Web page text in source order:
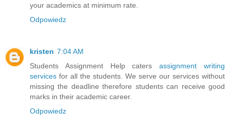
your academics at minimum rate.
Odpowiedz
kristen 7:04 AM
Students Assignment Help catersassignment writing
services for all the students. We serve our services without
missing the deadline therefore students can receive good
marks in their academic career.
Odpowiedz